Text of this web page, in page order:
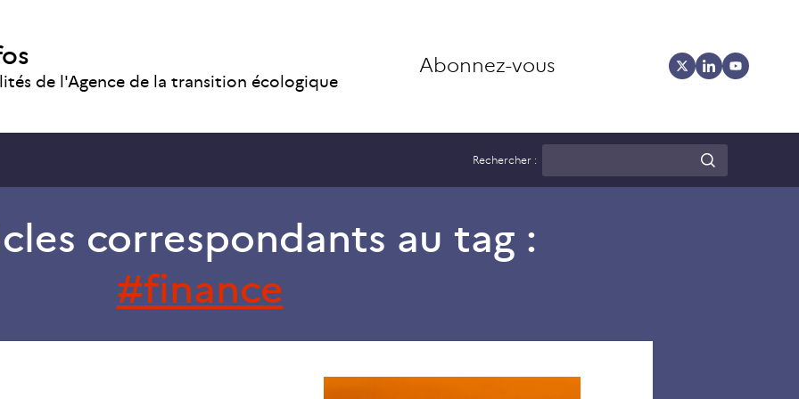
de l'Agence de la transition écologique
Abonnez-vous
Rechercher :
correspondants au tag :
finance